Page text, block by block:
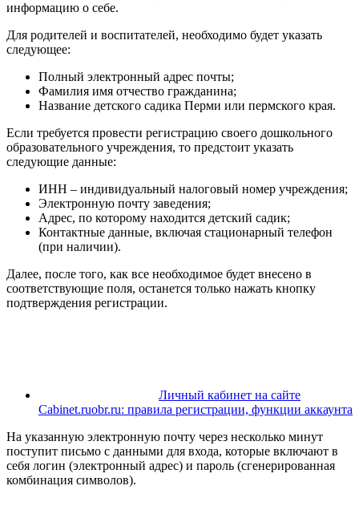
информацию о себе.
Для родителей и воспитателей, необходимо будет указать
следующее:
Полный электронный адрес почты;
Фамилия имя отчество гражданина;
Название детского садика Перми или пермского края.
Если требуется провести регистрацию своего дошкольного
образовательного учреждения, то предстоит указать
следующие данные:
ИНН – индивидуальный налоговый номер учреждения;
Электронную почту заведения;
Адрес, по которому находится детский садик;
Контактные данные, включая стационарный телефон
(при наличии).
Далее, после того, как все необходимое будет внесено в
соответствующие поля, останется только нажать кнопку
подтверждения регистрации.
Личный кабинет на сайте
Cabinet.ruobr.ru: правила регистрации, функции аккаунта
На указанную электронную почту через несколько минут
поступит письмо с данными для входа, которые включают в
себя логин (электронный адрес) и пароль (сгенерированная
комбинация символов).